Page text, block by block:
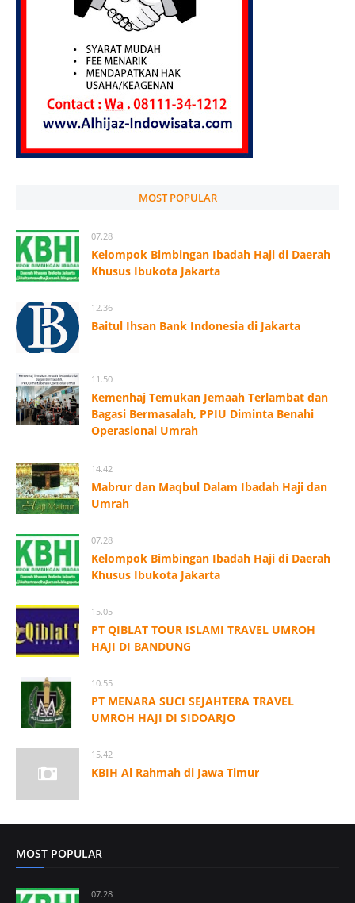
MOST POPULAR
07.28
Kelompok Bimbingan Ibadah Haji di Daerah
Khusus Ibukota Jakarta
12.36
Baitul Ihsan Bank Indonesia di Jakarta
11.50
Kemenhaj Temukan Jemaah Terlambat dan
Bagasi Bermasalah, PPIU Diminta Benahi
Operasional Umrah
14.42
Mabrur dan Maqbul Dalam Ibadah Haji dan
Umrah
07.28
Kelompok Bimbingan Ibadah Haji di Daerah
Khusus Ibukota Jakarta
15.05
PT QIBLAT TOUR ISLAMI TRAVEL UMROH
HAJI DI BANDUNG
10.55
PT MENARA SUCI SEJAHTERA TRAVEL
UMROH HAJI DI SIDOARJO
15.42
KBIH Al Rahmah di Jawa Timur
MOST POPULAR
07.28